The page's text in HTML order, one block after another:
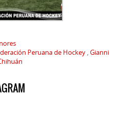
Peruana de Hockey ,Gianni